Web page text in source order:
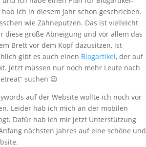
ich in diesem Jahr schon geschrieben.
wie Zähneputzen. Das ist vielleicht
diese große Abneigung und vor allem das
Brett vor dem Kopf dazusitzen, ist
gibt es auch einen Blogartikel, der auf
Jetzt müssen nur noch mehr Leute nach
suchen 😉
auf der Website wollte ich noch vor
Leider hab ich mich an der mobilen
Dafür hab ich mir jetzt Unterstützung
nächsten Jahres auf eine schöne und